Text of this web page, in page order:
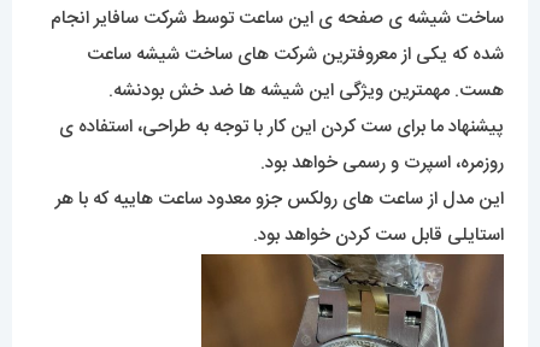
ساخت شیشه ی صفحه ی این ساعت توسط شرکت سافایر انجام
شده که یکی از معروفترین شرکت های ساخت شیشه ساعت
هست. مهمترین ویژگی این شیشه ها ضد خش بودنشه.
پیشنهاد ما برای ست کردن این کار با توجه به طراحی، استفاده ی
روزمره، اسپرت و رسمی خواهد بود.
این مدل از ساعت های رولکس جزو معدود ساعت هاییه که با هر
استایلی قابل ست کردن خواهد بود.